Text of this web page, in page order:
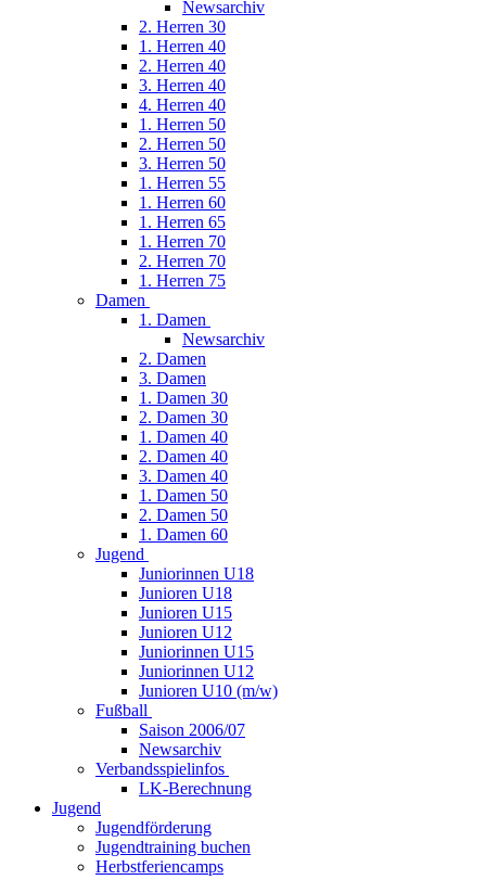
Newsarchiv
2. Herren 30
1. Herren 40
2. Herren 40
3. Herren 40
4. Herren 40
1. Herren 50
2. Herren 50
3. Herren 50
1. Herren 55
1. Herren 60
1. Herren 65
1. Herren 70
2. Herren 70
1. Herren 75
Damen
1. Damen
Newsarchiv
2. Damen
3. Damen
1. Damen 30
2. Damen 30
1. Damen 40
2. Damen 40
3. Damen 40
1. Damen 50
2. Damen 50
1. Damen 60
Jugend
Juniorinnen U18
Junioren U18
Junioren U15
Junioren U12
Juniorinnen U15
Juniorinnen U12
Junioren U10 (m/w)
Fußball
Saison 2006/07
Newsarchiv
Verbandsspielinfos
LK-Berechnung
Jugend
Jugendförderung
Jugendtraining buchen
Herbstferiencamps